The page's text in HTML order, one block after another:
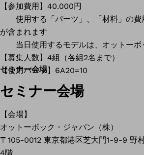
【参加費用】40.000円
使用する「パーツ」、「材料」の費
が含まれます
当日使用するモデルは、オットーボ
【募集人数】4組（各組2名まで）
【使用パーツ】6A20=10
セミナー会場
セミナー会場
【会場】
オットーボック・ジャパン（株）
〒105-0012 東京都港区芝大門1-9-9 野
4階